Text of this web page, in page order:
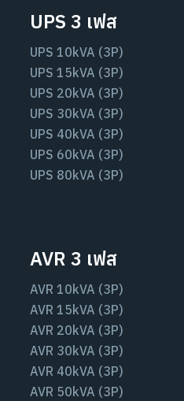
UPS 3 เฟส
UPS 10kVA (3P)
UPS 15kVA (3P)
UPS 20kVA (3P)
UPS 30kVA (3P)
UPS 40kVA (3P)
UPS 60kVA (3P)
UPS 80kVA (3P)
AVR 3 เฟส
AVR 10kVA (3P)
AVR 15kVA (3P)
AVR 20kVA (3P)
AVR 30kVA (3P)
AVR 40kVA (3P)
AVR 50kVA (3P)